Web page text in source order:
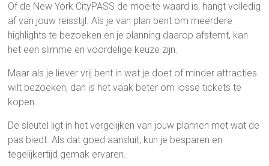
Of de New York CityPASS de moeite waard is, hangt volledig
af van jouw reisstijl. Als je van plan bent om meerdere
highlights te bezoeken en je planning daarop afstemt, kan
het een slimme en voordelige keuze zijn.
Maar als je liever vrij bent in wat je doet of minder attracties
wilt bezoeken, dan is het vaak beter om losse tickets te
kopen.
De sleutel ligt in het vergelijken van jouw plannen met wat de
pas biedt. Als dat goed aansluit, kun je besparen en
tegelijkertijd gemak ervaren.